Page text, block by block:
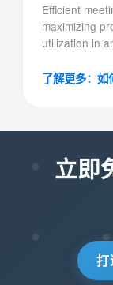
Efficient
maximizing
utilization in
了解更多：如
立即
打